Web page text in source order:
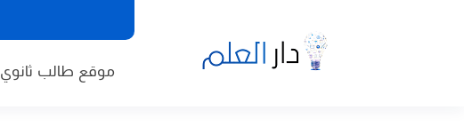
موقع طالب ثانوي